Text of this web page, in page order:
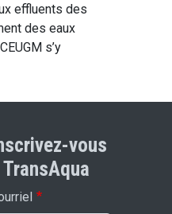
effluents des
des eaux
s’y
vous
TransAqua